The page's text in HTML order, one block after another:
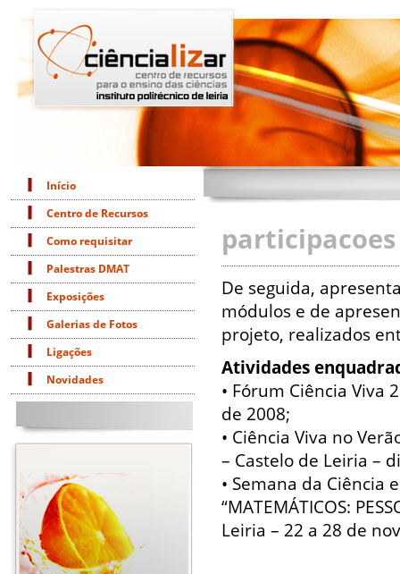
Início
Centro de Recursos
Como requisitar
Palestras DMAT
Exposições
Galerias de Fotos
Ligações
Novidades
participacoes
De seguida,
módulos e de
projeto, realizados
Atividades
• Fórum Ciência Viva
de 2008;
• Ciência Viva no
– Castelo de Leiria –
• Semana da Ciência
“MATEMÁTICOS:
Leiria – 22 a 28 de